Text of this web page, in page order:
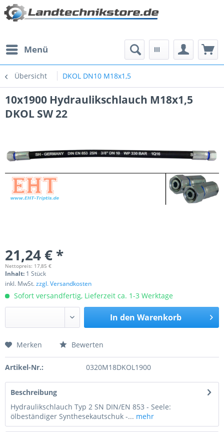
Menü
Übersicht DKOL DN10 M18x1,5
10x1900 Hydraulikschlauch M18x1,5
DKOL SW 22
21,24 € *
Nettopreis: 17,85 €
Inhalt: 1 Stück
inkl. MwSt.zzgl. Versandkosten
Sofort versandfertig, Lieferzeit ca. 1-3 Werktage
In den Warenkorb
Preis anfragen
Merken Bewerten
Artikel-Nr.: 0320M18DKOL1900
Beschreibung
Hydraulikschlauch Typ 2 SN DIN/EN 853 - Seele:
ölbeständiger Synthesekautschuk -... mehr